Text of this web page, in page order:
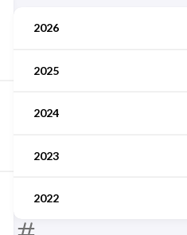
2026
2025
2024
2023
2022